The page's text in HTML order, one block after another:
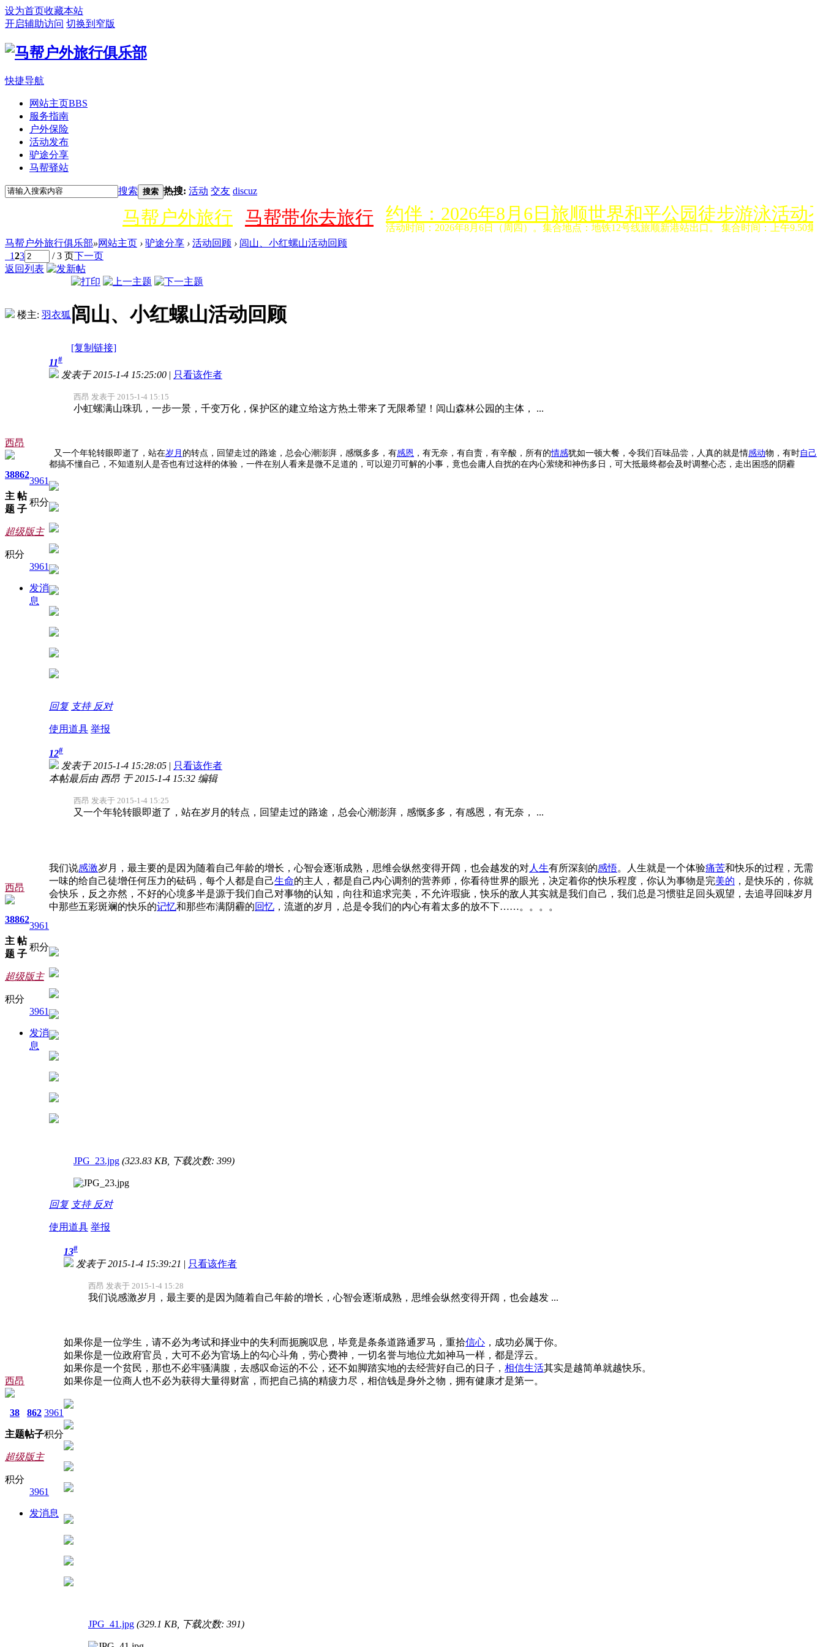
设为首页收藏本站
开启辅助访问 切换到窄版
快捷导航
网站主页BBS
服务指南
户外保险
活动发布
驴途分享
马帮驿站
搜索 搜索 热搜: 活动 交友 discuz
马帮户外旅行 马帮带你去旅行 约伴：2026年8月6日旅顺世界和平公园徒步游泳活动
活动时间：2026年8月6日（周四）。集合地点：地铁12号线旅顺新港站出口。 集合时间：上午9.50集
马帮户外旅行俱乐部»网站主页 › 驴途分享 › 活动回顾 › 闾山、小红螺山活动回顾
123 / 3 页下一页
返回列表
楼主: 羽衣狐 闾山、小红螺山活动回顾
[复制链接]
西昂
38
主
题
862
帖
子
3961
积分
超级版主
积分
3961
发消
息
11#
发表于 2015-1-4 15:25:00 | 只看该作者
西昂 发表于 2015-1-4 15:15
小虹螺满山珠玑，一步一景，千变万化，保护区的建立给这方热土带来了无限希望！闾山森林公园的主体， ...
又一个年轮转眼即逝了，站在岁月 的转点，回望走过的路途，总会心潮澎湃，感慨多多，有感恩 ，有无奈，有自责，有辛酸，所有的情感犹如一顿大餐，令我们百味品尝，人真的就是情感动物，有时自己
都搞不懂自己，不知道别人是否也有过这样的体验，一件在别人看来是微不足道的，可以迎刃可解的小事，竟也会庸人自扰的在内心萦绕和神伤多日，可大抵最终都会及时调整心态，走出困惑的阴霾
回复 支持 反对
使用道具 举报
西昂
38
主
题
862
帖
子
3961
积分
超级版主
积分
3961
发消
息
12#
发表于 2015-1-4 15:28:05 | 只看该作者
本帖最后由 西昂 于 2015-1-4 15:32 编辑
西昂 发表于 2015-1-4 15:25
又一个年轮转眼即逝了，站在岁月的转点，回望走过的路途，总会心潮澎湃，感慨多多，有感恩，有无奈， ...
我们说感激岁月，最主要的是因为随着自己年龄的增长，心智会逐渐成熟，思维会纵然变得开阔，也会越发的对人生有所深刻的感悟。人生就是一个体验痛苦和快乐的过程，无需
一味的给自己徒增任何压力的砝码，每个人都是自己生命的主人，都是自己内心调剂的营养师，你看待世界的眼光，决定着你的快乐程度，你认为事物是完美的 ，是快乐的，你就
会快乐，反之亦然，不好的心境多半是源于我们自己对事物的认知，向往和追求完美，不允许瑕疵，快乐的敌人其实就是我们自己，我们总是习惯驻足回头观望，去追寻回味岁月
中那些五彩斑斓的快乐的记忆和那些布满阴霾的回忆 ，流逝的岁月，总是令我们的内心有着太多的放不下……。。。。
JPG_23.jpg (323.83 KB, 下载次数: 399)
回复 支持 反对
使用道具 举报
西昂
38
主题
862
帖子
3961
积分
超级版主
积分
3961
发消息
13#
发表于 2015-1-4 15:39:21 | 只看该作者
西昂 发表于 2015-1-4 15:28
我们说感激岁月，最主要的是因为随着自己年龄的增长，心智会逐渐成熟，思维会纵然变得开阔，也会越发 ...
如果你是一位学生，请不必为考试和择业中的失利而扼腕叹息，毕竟是条条道路通罗马，重拾信心 ，成功必属于你。
如果你是一位政府官员，大可不必为官场上的勾心斗角，劳心费神，一切名誉与地位尤如神马一样，都是浮云。
如果你是一个贫民，那也不必牢骚满腹，去感叹命运的不公，还不如脚踏实地的去经营好自己的日子， 相信生活其实是越简单就越快乐。
如果你是一位商人也不必为获得大量得财富，而把自己搞的精疲力尽，相信钱是身外之物，拥有健康才是第一。
JPG_41.jpg (329.1 KB, 下载次数: 391)